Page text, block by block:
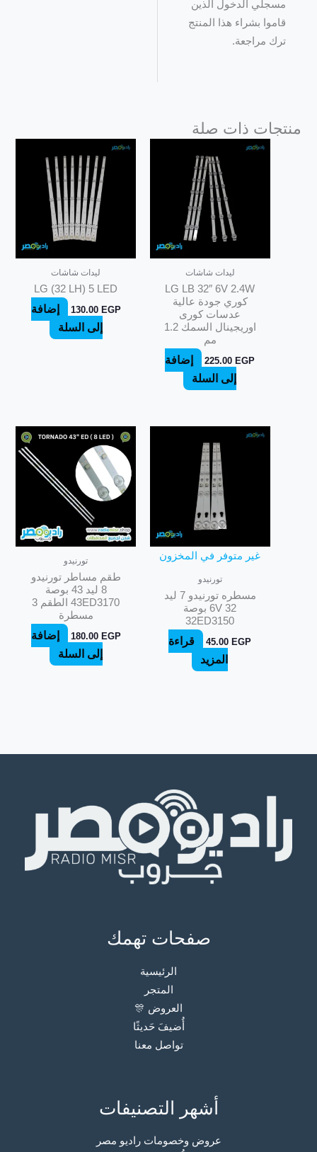
مسجلي الدخول الذين
قاموا بشراء هذا المنتج
ترك مراجعة.
منتجات ذات صلة
ليدات شاشات
LG LB 32″ 6V 2.4W
كوري جودة عالية
عدسات كورى
اوريجينال السمك 1.2
مم
225.00 EGP
إضافة
إلى السلة
ليدات شاشات
LG (32 LH) 5 LED
130.00 EGP
إضافة
إلى السلة
غير متوفر في المخزون
تورنيدو
مسطره تورنيدو 7 ليد
6V 32 بوصة
32ED3150
45.00 EGP
قراءة
المزيد
تورنيدو
طقم مساطر تورنيدو
8 ليد 43 بوصة
43ED3170 الطقم 3
مسطرة
180.00 EGP
إضافة
إلى السلة
صفحات تهمك
الرئيسية
المتجر
العروض 🎊
أُضيفَ حَديثًا
تواصل معنا
أشهر التصنيفات
عروض وخصومات راديو مصر